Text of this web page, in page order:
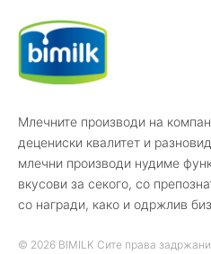
Млечните производи на
децениски квалитет и
млечни производи нудиме
вкусови за секого, со
со награди, како и одржлив
© 2026 BIMILK Сите права